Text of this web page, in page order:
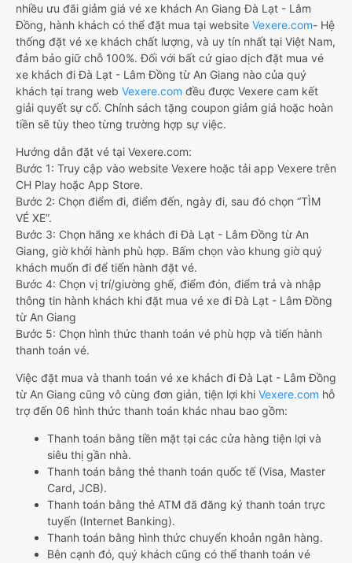
nhiều ưu đãi giảm giá vé xe khách An Giang Đà Lạt - Lâm
Đồng, hành khách có thể đặt mua tại website Vexere.com- Hệ
thống đặt vé xe khách chất lượng, và uy tín nhất tại Việt Nam,
đảm bảo giữ chỗ 100%. Đối với bất cứ giao dịch đặt mua vé
xe khách đi Đà Lạt - Lâm Đồng từ An Giang nào của quý
khách tại trang web Vexere.com đều được Vexere cam kết
giải quyết sự cố. Chính sách tặng coupon giảm giá hoặc hoàn
tiền sẽ tùy theo từng trường hợp sự việc.
Hướng dẫn đặt vé tại Vexere.com:
Bước 1: Truy cập vào website Vexere hoặc tải app Vexere trên
CH Play hoặc App Store.
Bước 2: Chọn điểm đi, điểm đến, ngày đi, sau đó chọn “TÌM
VÉ XE”.
Bước 3: Chọn hãng xe khách đi Đà Lạt - Lâm Đồng từ An
Giang, giờ khởi hành phù hợp. Bấm chọn vào khung giờ quý
khách muốn đi để tiến hành đặt vé.
Bước 4: Chọn vị trí/giường ghế, điểm đón, điểm trả và nhập
thông tin hành khách khi đặt mua vé xe đi Đà Lạt - Lâm Đồng
từ An Giang
Bước 5: Chọn hình thức thanh toán vé phù hợp và tiến hành
thanh toán vé.
Việc đặt mua và thanh toán vé xe khách đi Đà Lạt - Lâm Đồng
từ An Giang cũng vô cùng đơn giản, tiện lợi khi Vexere.com hỗ
trợ đến 06 hình thức thanh toán khác nhau bao gồm:
Thanh toán bằng tiền mặt tại các cửa hàng tiện lợi và
siêu thị gần nhà.
Thanh toán bằng thẻ thanh toán quốc tế (Visa, Master
Card, JCB).
Thanh toán bằng thẻ ATM đã đăng ký thanh toán trực
tuyến (Internet Banking).
Thanh toán bằng hình thức chuyển khoản ngân hàng.
Bên cạnh đó, quý khách cũng có thể thanh toán vé